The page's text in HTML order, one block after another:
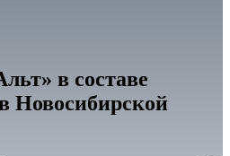
в составе
Новосибирской